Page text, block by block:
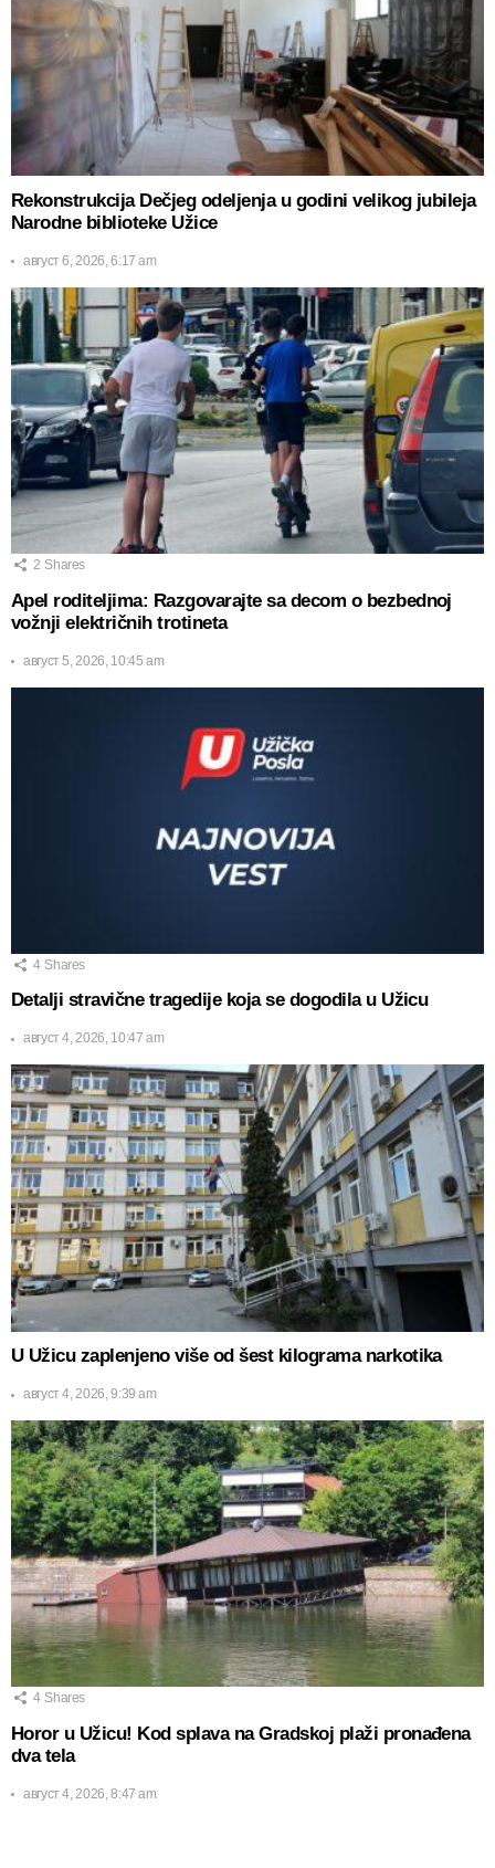
Rekonstrukcija Dečjeg odeljenja u godini velikog jubileja
Narodne biblioteke Užice
август 6, 2026, 6:17 am
2 Shares
Apel roditeljima: Razgovarajte sa decom o bezbednoj
vožnji električnih trotineta
август 5, 2026, 10:45 am
4 Shares
Detalji stravične tragedije koja se dogodila u Užicu
август 4, 2026, 10:47 am
U Užicu zaplenjeno više od šest kilograma narkotika
август 4, 2026, 9:39 am
4 Shares
Horor u Užicu! Kod splava na Gradskoj plaži pronađena
dva tela
август 4, 2026, 8:47 am